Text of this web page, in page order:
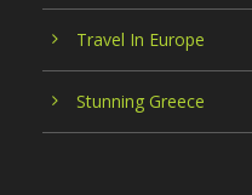
Travel In Europe
Stunning Greece